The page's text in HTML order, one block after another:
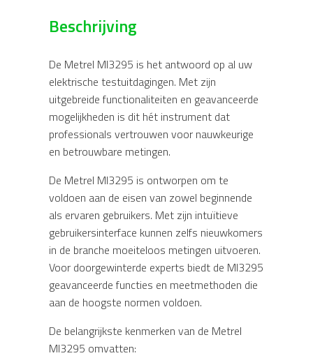
Beschrijving
De Metrel MI3295 is het antwoord op al uw
elektrische testuitdagingen. Met zijn
uitgebreide functionaliteiten en geavanceerde
mogelijkheden is dit hét instrument dat
professionals vertrouwen voor nauwkeurige
en betrouwbare metingen.
De Metrel MI3295 is ontworpen om te
voldoen aan de eisen van zowel beginnende
als ervaren gebruikers. Met zijn intuïtieve
gebruikersinterface kunnen zelfs nieuwkomers
in de branche moeiteloos metingen uitvoeren.
Voor doorgewinterde experts biedt de MI3295
geavanceerde functies en meetmethoden die
aan de hoogste normen voldoen.
De belangrijkste kenmerken van de Metrel
MI3295 omvatten: